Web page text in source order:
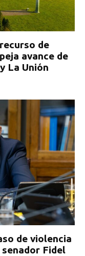
de
avance de
La Unión
de violencia
Fidel